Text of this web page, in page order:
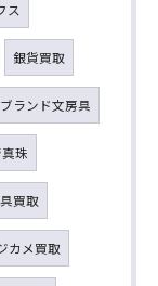
ス
銀貨買取
ブランド文房具
珠
買取
カメ買取